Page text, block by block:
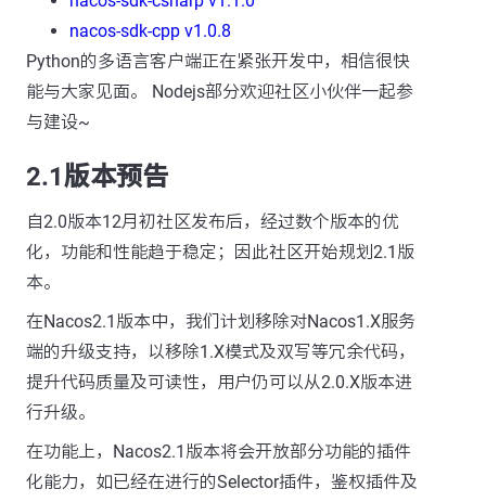
nacos-sdk-cpp v1.0.8
Python的多语言客户端正在紧张开发中，相信很快
能与大家见面。 Nodejs部分欢迎社区小伙伴一起参
与建设~
2.1版本预告
自2.0版本12月初社区发布后，经过数个版本的优
化，功能和性能趋于稳定；因此社区开始规划2.1版
本。
在Nacos2.1版本中，我们计划移除对Nacos1.X服务
端的升级支持，以移除1.X模式及双写等冗余代码，
提升代码质量及可读性，用户仍可以从2.0.X版本进
行升级。
在功能上，Nacos2.1版本将会开放部分功能的插件
化能力，如已经在进行的Selector插件，鉴权插件及